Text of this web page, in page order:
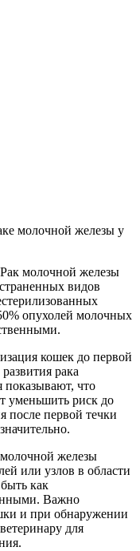
молочной железы у
молочной железы
видов
опухолей молочных
кошек до первой
рака
показывают, что
уменьшить риск до
после первой течки
железы
или узлов в области
как
Важно
и при обнаружении
для